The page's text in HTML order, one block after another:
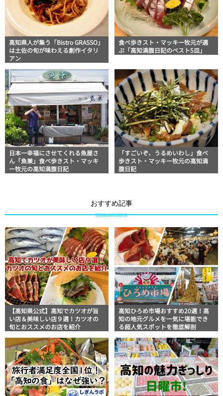
高知県人が集う「Bistro GRASSO」
は土佐の旬が味わえる創作イタリ
アン
食べ歩きスト・マッキー牧元が選
ぶ「高知満腹日記のベスト5皿」
日本一幸福にさせてくれる魚屋さ
ん「魚兼」食べ歩きスト・マッキ
ー牧元の高知満腹日記
「すごいぞ、うるめいわし」食べ
歩きスト・マッキー牧元の高知満
腹日記
おすすめ記事
【高知県公式】高知でカツオが旨
い店＆美味しい店９選！カツオの
旬とおススメのお店を紹介
高知ひろめ市場おすすめ20選！高
知の地元グルメを一気に堪能でき
る超人気スポットを徹底解剖